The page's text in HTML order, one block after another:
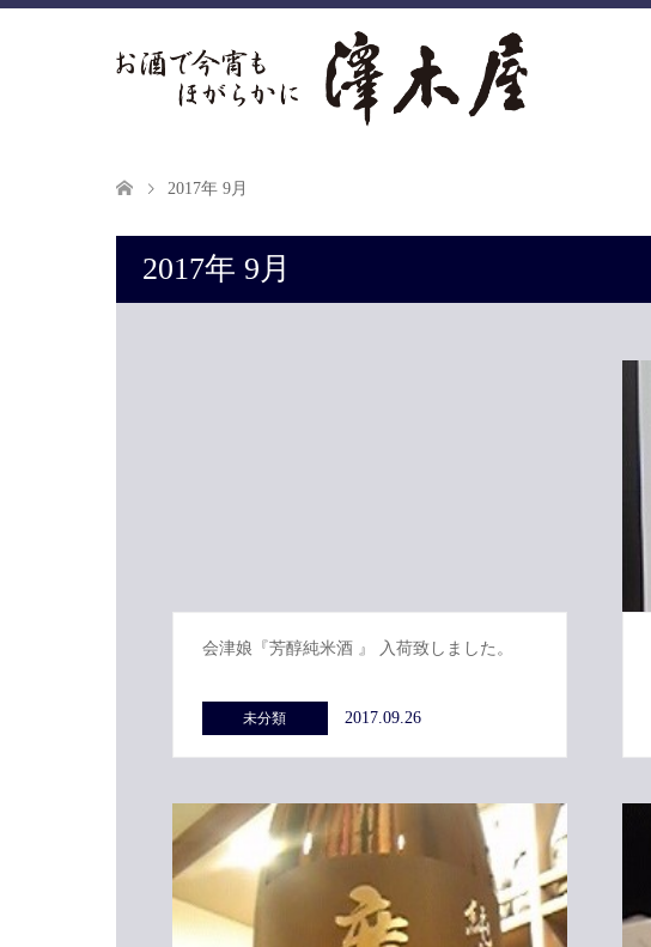
2017年 9月
2017年 9月
会津娘『芳醇純米酒 』 入荷致しました。
未分類 2017.09.26